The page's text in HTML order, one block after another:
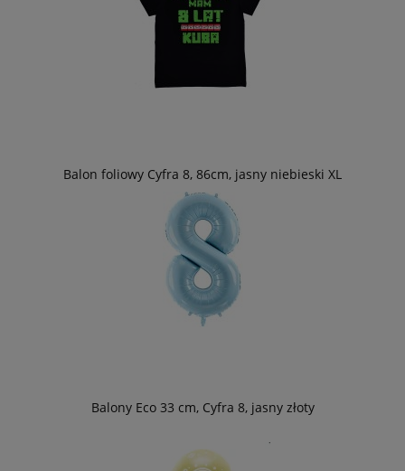
Balon foliowy Cyfra 8, 86cm, jasny niebieski XL
Balony Eco 33 cm, Cyfra 8, jasny złoty